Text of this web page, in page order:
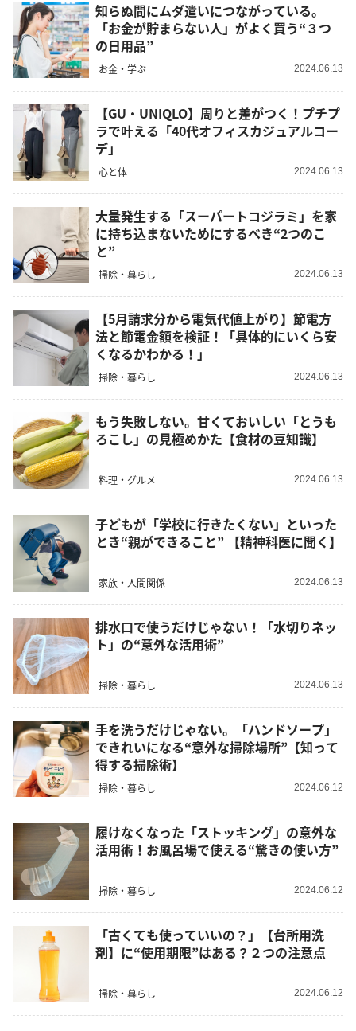
知らぬ間にムダ遣いにつながっている。
「お金が貯まらない人」がよく買う“３つ
の日用品”
お金・学ぶ 2024.06.13
【GU・UNIQLO】周りと差がつく！プチプ
ラで叶える「40代オフィスカジュアルコー
デ」
心と体 2024.06.13
大量発生する「スーパートコジラミ」を家
に持ち込まないためにするべき“2つのこ
と”
掃除・暮らし 2024.06.13
【5月請求分から電気代値上がり】節電方
法と節電金額を検証！「具体的にいくら安
くなるかわかる！」
掃除・暮らし 2024.06.13
もう失敗しない。甘くておいしい「とうも
ろこし」の見極めかた【食材の豆知識】
料理・グルメ 2024.06.13
子どもが「学校に行きたくない」といった
とき“親ができること” 【精神科医に聞く】
家族・人間関係 2024.06.13
排水口で使うだけじゃない！「水切りネッ
ト」の“意外な活用術”
掃除・暮らし 2024.06.13
手を洗うだけじゃない。「ハンドソープ」
できれいになる“意外な掃除場所”【知って
得する掃除術】
掃除・暮らし 2024.06.12
履けなくなった「ストッキング」の意外な
活用術！お風呂場で使える“驚きの使い方”
掃除・暮らし 2024.06.12
「古くても使っていいの？」【台所用洗
剤】に“使用期限”はある？２つの注意点
掃除・暮らし 2024.06.12